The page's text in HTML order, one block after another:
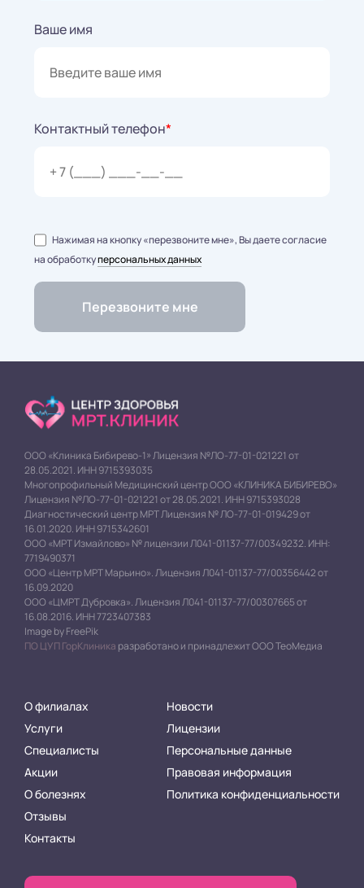
Ваше имя
Контактный телефон*
Нажимая на кнопку «перезвоните мне», Вы даете согласие
на обработкуперсональных данных
ООО «Клиника Бибирево-1» Лицензия №ЛО-77-01-021221 от
28.05.2021. ИНН 9715393035
Многопрофильный Медицинский центр ООО «КЛИНИКА БИБИРЕВО»
Лицензия №ЛО-77-01-021221 от 28.05.2021. ИНН 9715393028
Диагностический центр МРТ Лицензия № ЛО-77-01-019429 от
16.01.2020. ИНН 9715342601
ООО «МРТ Измайлово» № лицензии Л041-01137-77/00349232. ИНН:
7719490371
ООО «Центр МРТ Марьино». Лицензия Л041-01137-77/00356442 от
16.09.2020
ООО «ЦМРТ Дубровка». Лицензия Л041-01137-77/00307665 от
16.08.2016. ИНН 7723407383
Image by FreePik
ПО ЦУП ГорКлиника разработано и принадлежит ООО ТеоМедиа
О филиалах
Услуги
Специалисты
Акции
О болезнях
Отзывы
Контакты
Новости
Лицензии
Персональные данные
Правовая информация
Политика конфиденциальности